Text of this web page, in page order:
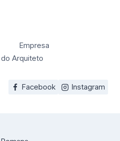
Empresa
Arquiteto
Facebook Instagram